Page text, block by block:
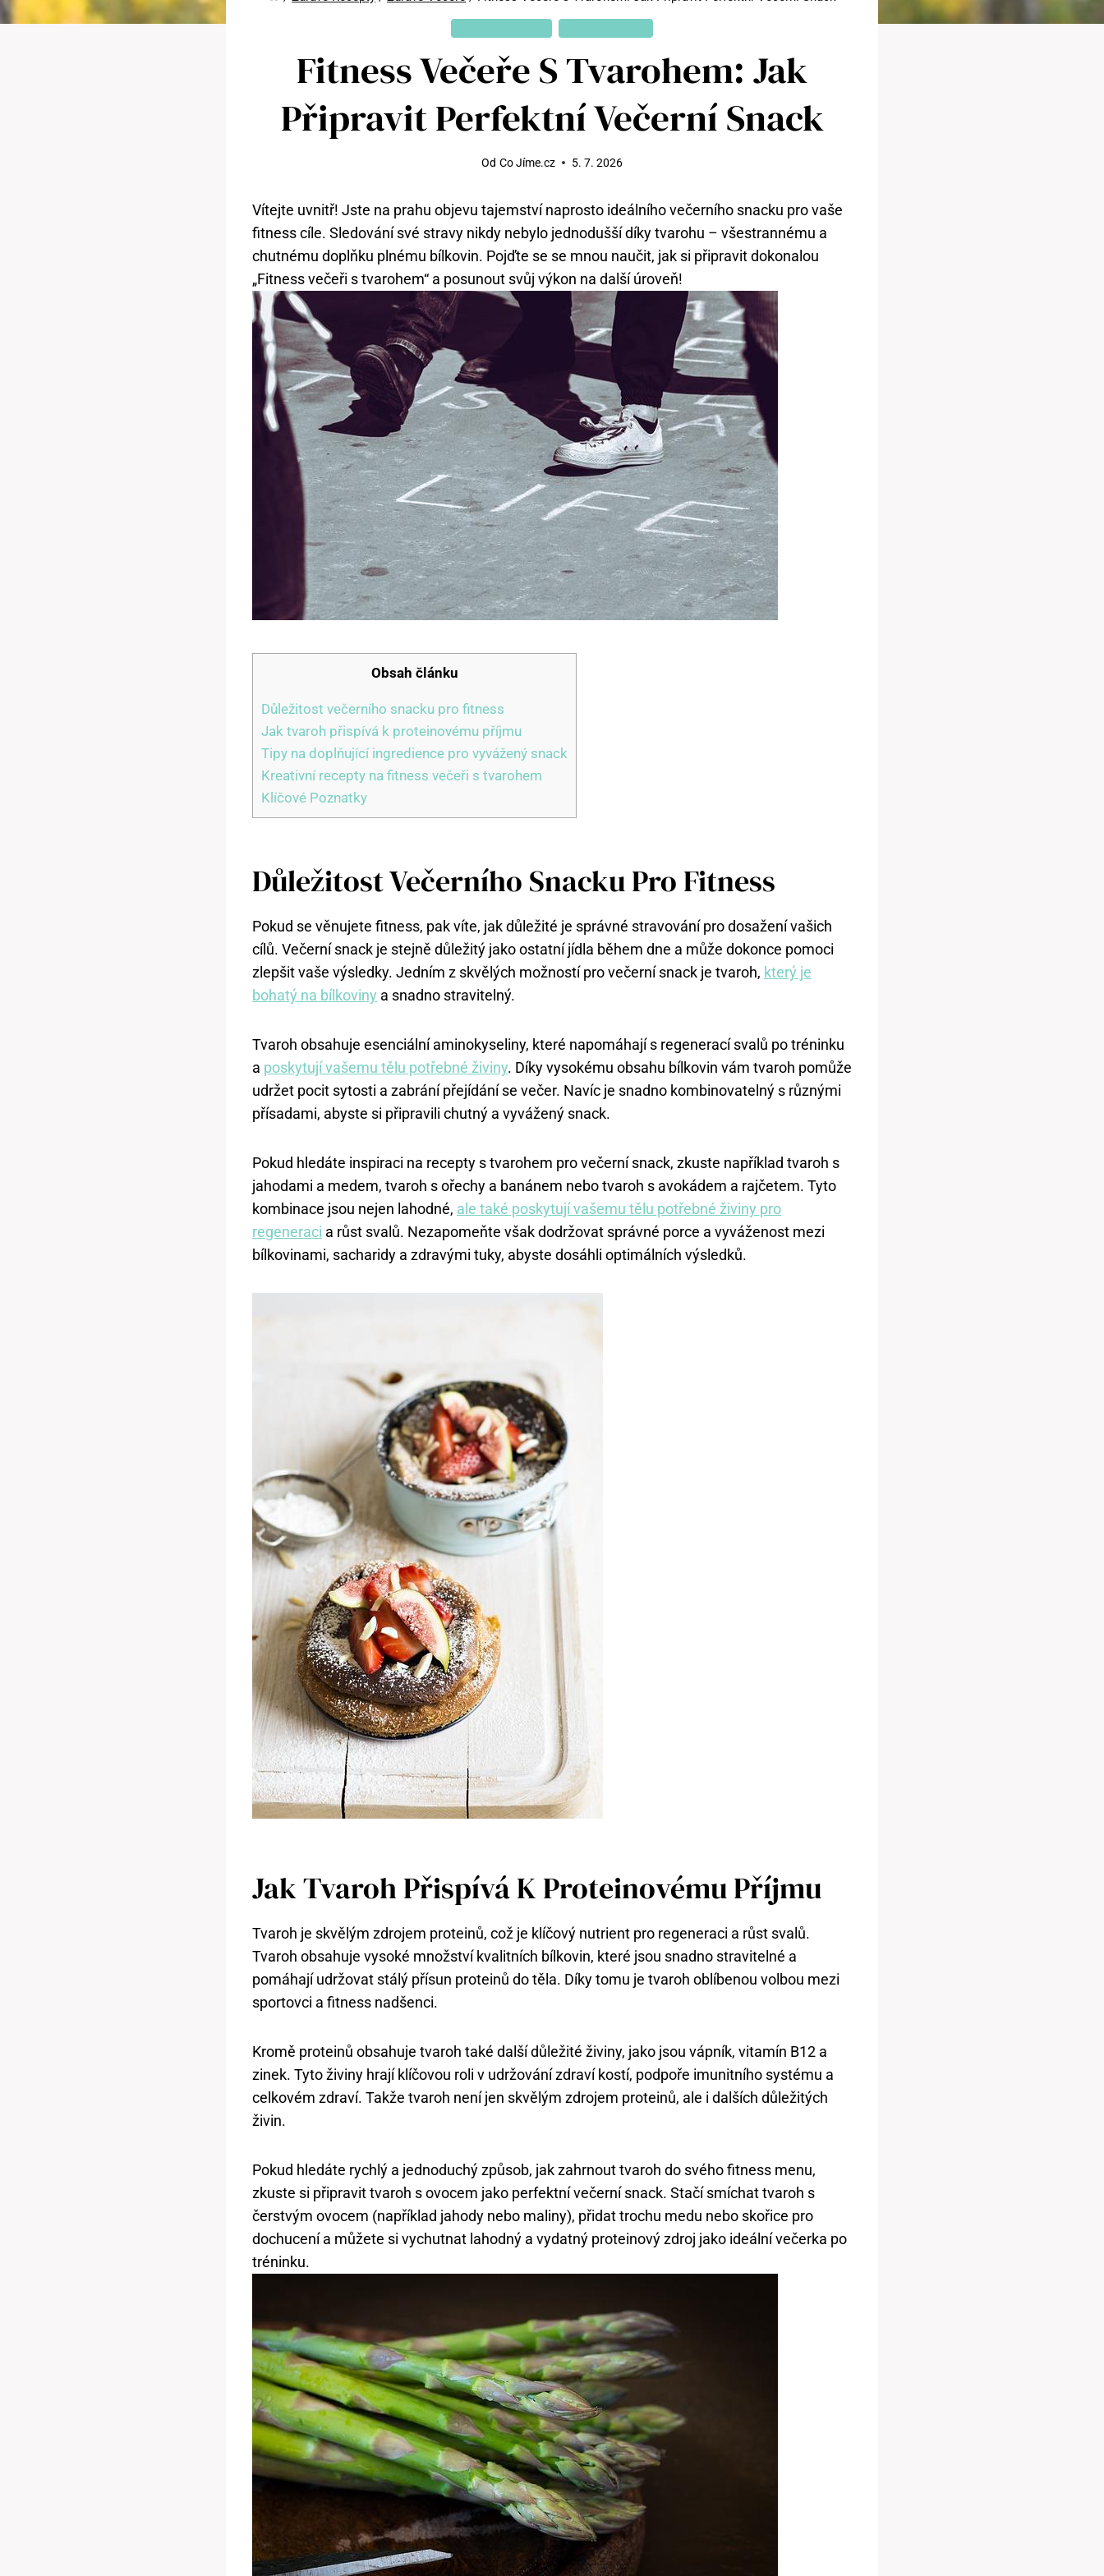
Fitness Večeře S Tvarohem: Jak
Připravit Perfektní Večerní Snack
Od Co Jíme.cz 5. 7. 2026
Vítejte uvnitř! Jste na prahu objevu tajemství naprosto ideálního večerního snacku pro vaše
fitness cíle. Sledování své stravy nikdy nebylo jednodušší díky tvarohu – všestrannému a
chutnému doplňku plnému bílkovin. Pojďte se se mnou naučit, jak si připravit dokonalou
„Fitness večeři s tvarohem“ a posunout svůj výkon na další úroveň!
Obsah článku
Důležitost večerního snacku pro fitness
Jak tvaroh přispívá k proteinovému příjmu
Tipy na doplňující ingredience pro vyvážený snack
Kreativní recepty na fitness večeři s tvarohem
Klíčové Poznatky
Důležitost Večerního Snacku Pro Fitness
Pokud se věnujete fitness, pak víte, jak důležité je správné stravování pro dosažení vašich
cílů. Večerní snack je stejně důležitý jako ostatní jídla během dne a může dokonce pomoci
zlepšit vaše výsledky. Jedním z skvělých možností pro večerní snack je tvaroh, který je
bohatý na bílkoviny a snadno stravitelný.
Tvaroh obsahuje esenciální aminokyseliny, které napomáhají s regenerací svalů po tréninku
a poskytují vašemu tělu potřebné živiny. Díky vysokému obsahu bílkovin vám tvaroh pomůže
udržet pocit sytosti a zabrání přejídání se večer. Navíc je snadno kombinovatelný s různými
přísadami, abyste si připravili chutný a vyvážený snack.
Pokud hledáte inspiraci na recepty s tvarohem pro večerní snack, zkuste například tvaroh s
jahodami a medem, tvaroh s ořechy a banánem nebo tvaroh s avokádem a rajčetem. Tyto
kombinace jsou nejen lahodné, ale také poskytují vašemu tělu potřebné živiny pro
regeneraci a růst svalů. Nezapomeňte však dodržovat správné porce a vyváženost mezi
bílkovinami, sacharidy a zdravými tuky, abyste dosáhli optimálních výsledků.
Jak Tvaroh Přispívá K Proteinovému Příjmu
Tvaroh je skvělým zdrojem proteinů, což je klíčový nutrient pro regeneraci a růst svalů.
Tvaroh obsahuje vysoké množství kvalitních bílkovin, které jsou snadno stravitelné a
pomáhají udržovat stálý přísun proteinů do těla. Díky tomu je tvaroh oblíbenou volbou mezi
sportovci a fitness nadšenci.
Kromě proteinů obsahuje tvaroh také další důležité živiny, jako jsou vápník, vitamín B12 a
zinek. Tyto živiny hrají klíčovou roli v udržování zdraví kostí, podpoře imunitního systému a
celkovém zdraví. Takže tvaroh není jen skvělým zdrojem proteinů, ale i dalších důležitých
živin.
Pokud hledáte rychlý a jednoduchý způsob, jak zahrnout tvaroh do svého fitness menu,
zkuste si připravit tvaroh s ovocem jako perfektní večerní snack. Stačí smíchat tvaroh s
čerstvým ovocem (například jahody nebo maliny), přidat trochu medu nebo skořice pro
dochucení a můžete si vychutnat lahodný a vydatný proteinový zdroj jako ideální večerka po
tréninku.